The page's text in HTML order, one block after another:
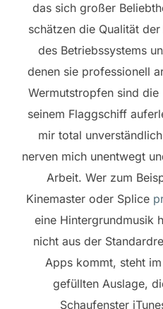
das sich großer
schätzen die Qualität
des Betriebssystems
denen sie professionell
Wermutstropfen sind
seinem Flaggschiff
mir total
nerven mich unentwegt
Arbeit. Wer zum
Kinemaster oder Splice
eine Hintergrundmusik
nicht aus der
Apps kommt, steht
gefüllten Auslage,
Schaufenster